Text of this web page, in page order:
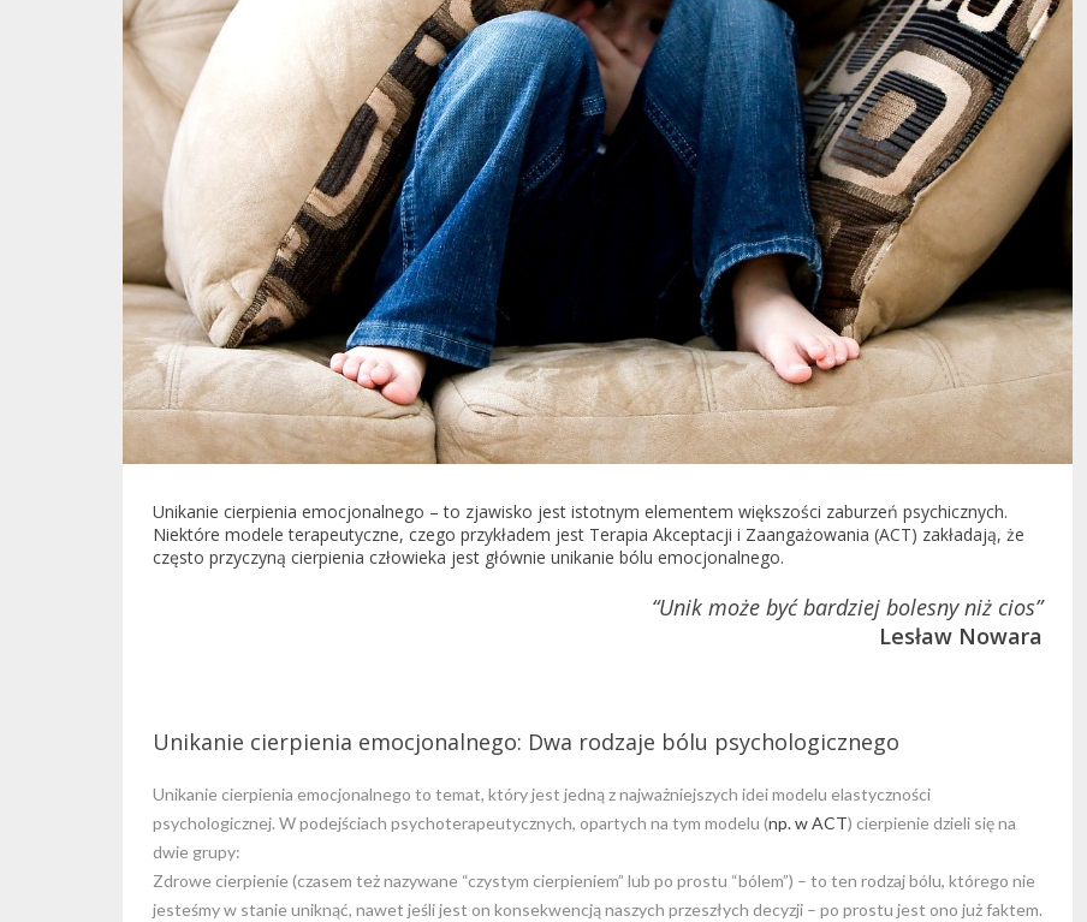
Unikanie cierpienia emocjonalnego – to zjawisko jest istotnym elementem większości zaburzeń psychicznych.
Niektóre modele terapeutyczne, czego przykładem jest Terapia Akceptacji i Zaangażowania (ACT) zakładają, że
często przyczyną cierpienia człowieka jest głównie unikanie bólu emocjonalnego.
“Unik może być bardziej bolesny niż cios”
Lesław Nowara
Unikanie cierpienia emocjonalnego: Dwa rodzaje bólu psychologicznego
Unikanie cierpienia emocjonalnego to temat, który jest jedną z najważniejszych idei modelu elastyczności
psychologicznej. W podejściach psychoterapeutycznych, opartych na tym modelu (np. w ACT) cierpienie dzieli się na
dwie grupy:
Zdrowe cierpienie (czasem też nazywane “czystym cierpieniem” lub po prostu “bólem”) – to ten rodzaj bólu, którego nie
jesteśmy w stanie uniknąć, nawet jeśli jest on konsekwencją naszych przeszłych decyzji – po prostu jest ono już faktem.